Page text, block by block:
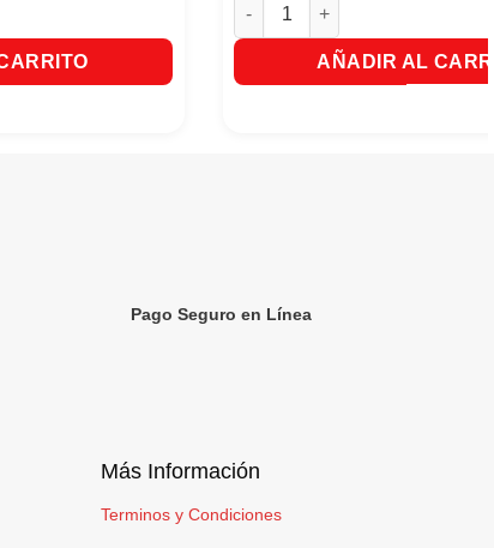
AÑADIR AL
Pago Seguro en Línea
Más Información
Terminos y Condiciones